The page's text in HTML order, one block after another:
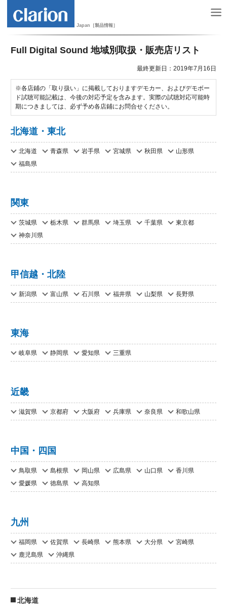
Japan［製品情報］
Full Digital Sound 地域別取扱・販売店リスト
最終更新日：2019年7月16日
※各店鋪の「取り扱い」に掲載しておりますデモカー、およびデモボー
ド試聴可能記載は、今後の対応予定を含みます。実際の試聴対応可能時
期につきましては、必ず予め各店鋪にお問合せください。
北海道・東北
北海道 青森県 岩手県 宮城県 秋田県
山形県
福島県
関東
茨城県 栃木県 群馬県 埼玉県 千葉県
東京都
神奈川県
甲信越・北陸
新潟県 富山県 石川県 福井県 山梨県 長野県
東海
岐阜県 静岡県 愛知県 三重県
近畿
滋賀県 京都府 大阪府 兵庫県 奈良県 和歌山県
中国・四国
鳥取県 島根県 岡山県 広島県 山口県
香川県
愛媛県
徳島県 高知県
九州
福岡県 佐賀県 長崎県 熊本県 大分県
宮崎県
鹿児島県
沖縄県
北海道